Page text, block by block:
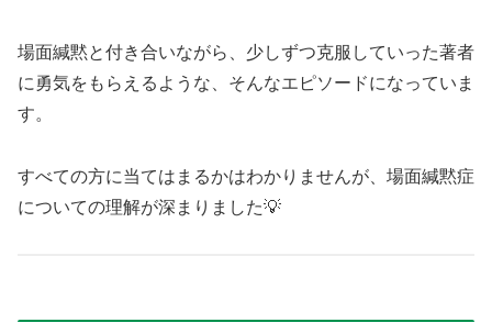
場面緘黙と付き合いながら、少しずつ克服していった著者
に勇気をもらえるような、そんなエピソードになっていま
す。
すべての方に当てはまるかはわかりませんが、場面緘黙症
についての理解が深まりました💡